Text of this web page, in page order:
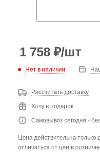
1 758 ₽/шт
Нет в наличии
Рассчитать доставку
Хочу в подарок
Самовывоз сегодня -
Цена действительна
отличаться от цен в